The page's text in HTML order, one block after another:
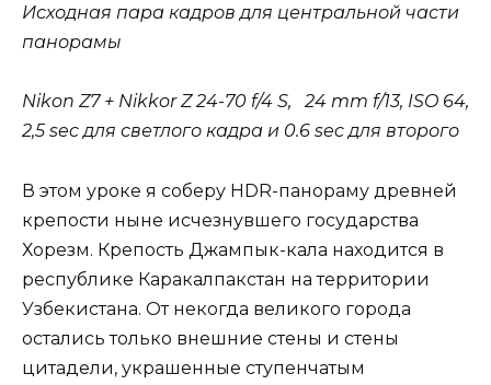
Исходная пара кадров для центральной части
панорамы
Nikon Z7 + Nikkor Z 24-70 f/4 S, 24 mm f/13, ISO 64,
2,5 sec для светлого кадра и 0.6 sec для второго
В этом уроке я соберу HDR-панораму древней
крепости ныне исчезнувшего государства
Хорезм. Крепость Джампык-кала находится в
республике Каракалпакстан на территории
Узбекистана. От некогда великого города
остались только внешние стены и стены
цитадели, украшенные ступенчатым